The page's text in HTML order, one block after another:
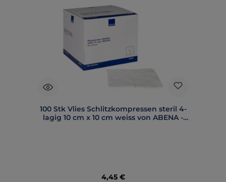
100 Stk Vlies Schlitzkompressen steril 4-
lagig 10 cm x 10 cm weiss von ABENA -
Regulärer Preis:
4,45 €